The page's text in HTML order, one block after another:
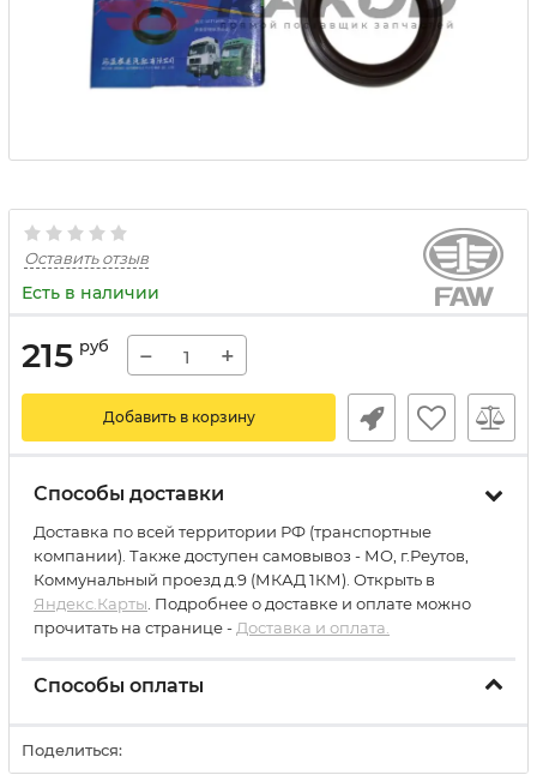
Оставить отзыв
Есть в наличии
215 руб − +
Добавить в корзину
Способы доставки
Доставка по всей территории РФ (транспортные
компании). Также доступен самовывоз - МО, г.Реутов,
Коммунальный проезд д.9 (МКАД 1КМ). Открыть в
Яндекс.Карты . Подробнее о доставке и оплате можно
прочитать на странице - Доставка и оплата.
Способы оплаты
Поделиться: